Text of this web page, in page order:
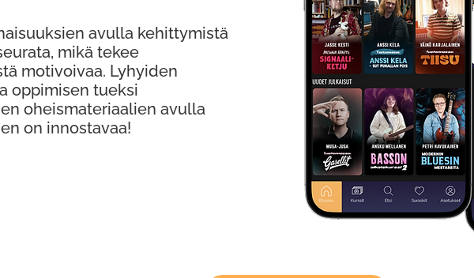
avulla kehittymistä
mikä tekee
motivoivaa. Lyhyiden
oppimisen tueksi
oheismateriaalien avulla
on innostavaa!